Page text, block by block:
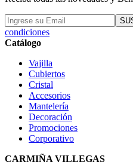
condiciones
Catálogo
Vajilla
Cubiertos
Cristal
Accesorios
Mantelería
Decoración
Promociones
Corporativo
CARMIÑA VILLEGAS